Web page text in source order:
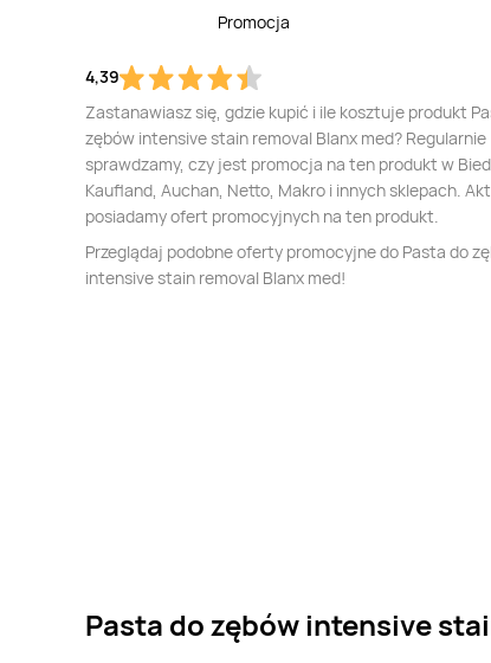
Promocja
4,39
Zastanawiasz się, gdzie kupić i ile kosztuje produkt
zębów intensive stain removal Blanx med? Regularnie
sprawdzamy, czy jest promocja na ten produkt w
Kaufland, Auchan, Netto, Makro i innych sklepach.
posiadamy ofert promocyjnych na ten produkt.
Przeglądaj podobne oferty promocyjne do Pasta do
intensive stain removal Blanx med!
Pasta do zębów intensive